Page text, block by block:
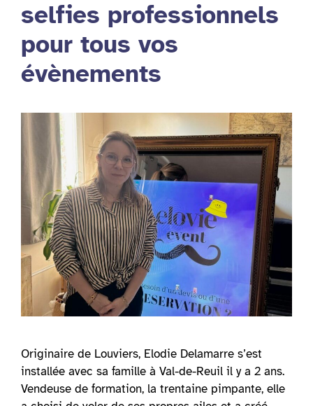
selfies professionnels
pour tous vos
évènements
Originaire de Louviers, Elodie Delamarre s’est
installée avec sa famille à Val-de-Reuil il y a 2 ans.
Vendeuse de formation, la trentaine pimpante, elle